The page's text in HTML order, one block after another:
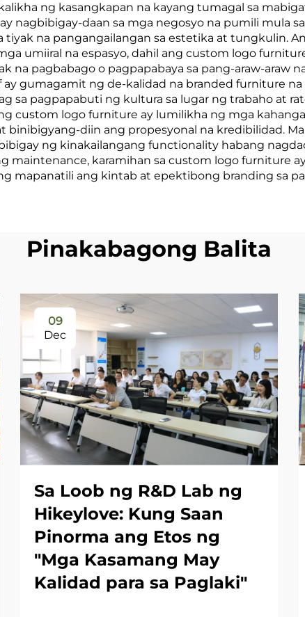
ng kasangkapan na kayang tumagal sa
nagbibigay-daan sa mga negosyo na pumili mula
na pangangailangan sa estetika at tungkulin.
umiiral na espasyo, dahil ang custom logo
pagbabago o pagpapabaya sa pang-araw-araw
gumagamit ng de-kalidad na branded furniture na
sa pagpapabuti ng kultura sa lugar ng trabaho at
custom logo furniture ay lumilikha ng mga
binibigyang-diin ang propesyonal na kredibilidad.
ng kinakailangang functionality habang
maintenance, karamihan sa custom logo furniture
mapanatili ang kintab at epektibong branding sa
Pinakabagong Balita
09
Dec
Sa Loob ng R&D Lab ng
Hikeylove: Kung Saan
Pinorma ang Etos ng
"Mga Kasamang May
Kalidad para sa Paglaki"